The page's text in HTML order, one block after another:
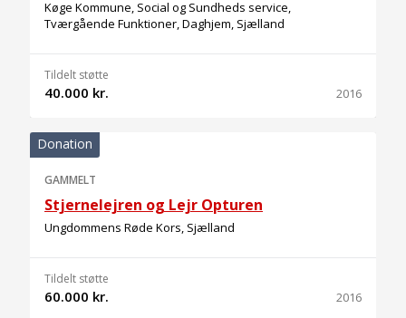
Køge Kommune, Social og Sundheds service,
Tværgående Funktioner, Daghjem, Sjælland
Tildelt støtte
40.000 kr. 2016
Donation
GAMMELT
Stjernelejren og Lejr Opturen
Ungdommens Røde Kors, Sjælland
Tildelt støtte
60.000 kr. 2016